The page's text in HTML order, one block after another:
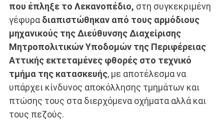
που έπληξε το Λεκανοπέδιο, στη συγκεκριμένη
γέφυρα διαπιστώθηκαν από τους αρμόδιους
μηχανικούς της Διεύθυνσης Διαχείρισης
Μητροπολιτικών Υποδομών της Περιφέρειας
Αττικής εκτεταμένες φθορές στο τεχνικό
τμήμα της κατασκευής, με αποτέλεσμα να
υπάρχει κίνδυνος αποκόλλησης τμημάτων και
πτώσης τους στα διερχόμενα οχήματα αλλά και
τους πεζούς.